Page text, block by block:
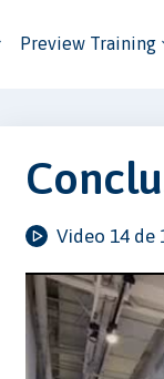
Preview Training
Video 14 de